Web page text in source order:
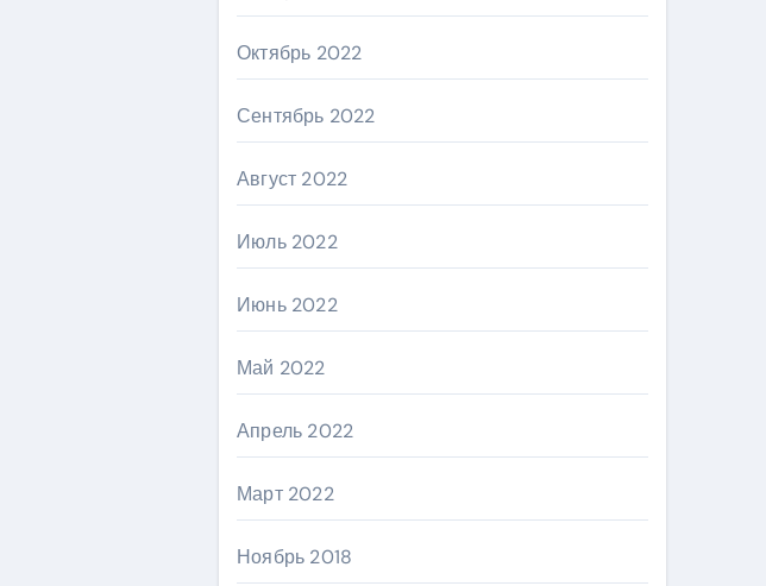
Октябрь 2022
Сентябрь 2022
Август 2022
Июль 2022
Июнь 2022
Май 2022
Апрель 2022
Март 2022
Ноябрь 2018